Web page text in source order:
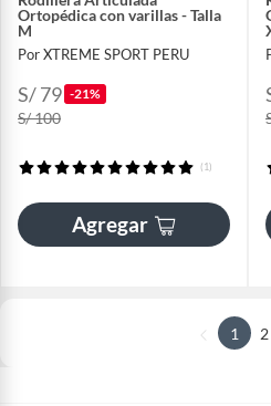
Ortopédica con varillas - Talla
M
Por XTREME SPORT PERU
S/ 79 -21%
S/ 100
(1)
Agregar
1 2